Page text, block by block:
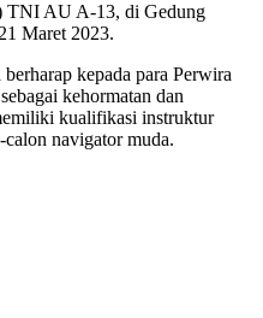
TNI AU A-13, di Gedung
Maret 2023.
kepada para Perwira
kehormatan dan
kualifikasi instruktur
navigator muda.